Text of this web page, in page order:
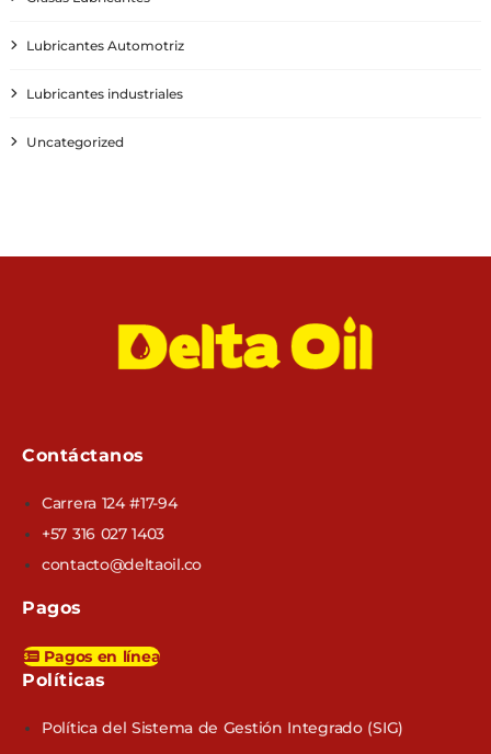
Lubricantes Automotriz
Lubricantes industriales
Uncategorized
Contáctanos
Carrera 124 #17-94
+57 316 027 1403
contacto@deltaoil.co
Pagos
Pagos en línea
Políticas​
Política del Sistema de Gestión Integrado (SIG)